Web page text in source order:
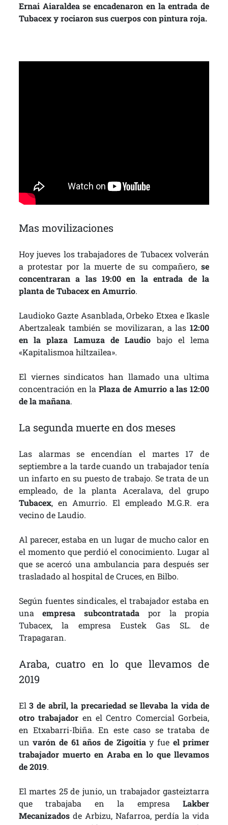
Ernai Aiaraldea se encadenaron en la entrada de
Tubacex y rociaron sus cuerpos con pintura roja.
Mas movilizaciones
Hoy jueves los trabajadores de Tubacex volverán
a protestar por la muerte de su compañero,se
concentraran a las 19:00 en la entrada de la
planta de Tubacex en Amurrio.
Laudioko Gazte Asanblada, Orbeko Etxea e Ikasle
Abertzaleak también se movilizaran, a las12:00
en la plaza Lamuza de Laudio bajo el lema
«Kapitalismoa hiltzailea».
El viernes sindicatos han llamado una ultima
concentración en laPlaza de Amurrio a las 12:00
de la mañana.
La segunda muerte en dos meses
Las alarmas se encendían el martes 17 de
septiembre a la tarde cuando un trabajador tenía
un infarto en su puesto de trabajo. Se trata de un
empleado, de la planta Aceralava, del grupo
Tubacex, en Amurrio. El empleado M.G.R. era
vecino de Laudio.
Al parecer, estaba en un lugar de mucho calor en
el momento que perdió el conocimiento. Lugar al
que se acercó una ambulancia para después ser
trasladado al hospital de Cruces, en Bilbo.
Según fuentes sindicales, el trabajador estaba en
unaempresa subcontratada por la propia
Tubacex, la empresa Eustek Gas SL. de
Trapagaran.
Araba, cuatro en lo que llevamos de
2019
El3 de abril, la precariedad se llevaba la vida de
otro trabajador en el Centro Comercial Gorbeia,
en Etxabarri-Ibiña. En este caso se trataba de
unvarón de 61 años de Zigoitiay fue el primer
trabajador muerto en Araba en lo que llevamos
de 2019.
El martes 25 de junio, un trabajador gasteiztarra
que trabajaba en la empresaLakber
Mecanizadosde Arbizu, Nafarroa, perdía la vida